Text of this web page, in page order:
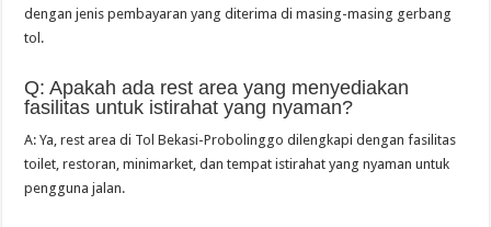
dengan jenis pembayaran yang diterima di masing-masing gerbang
tol.
Q: Apakah ada rest area yang menyediakan
fasilitas untuk istirahat yang nyaman?
A: Ya, rest area di Tol Bekasi-Probolinggo dilengkapi dengan fasilitas
toilet, restoran, minimarket, dan tempat istirahat yang nyaman untuk
pengguna jalan.